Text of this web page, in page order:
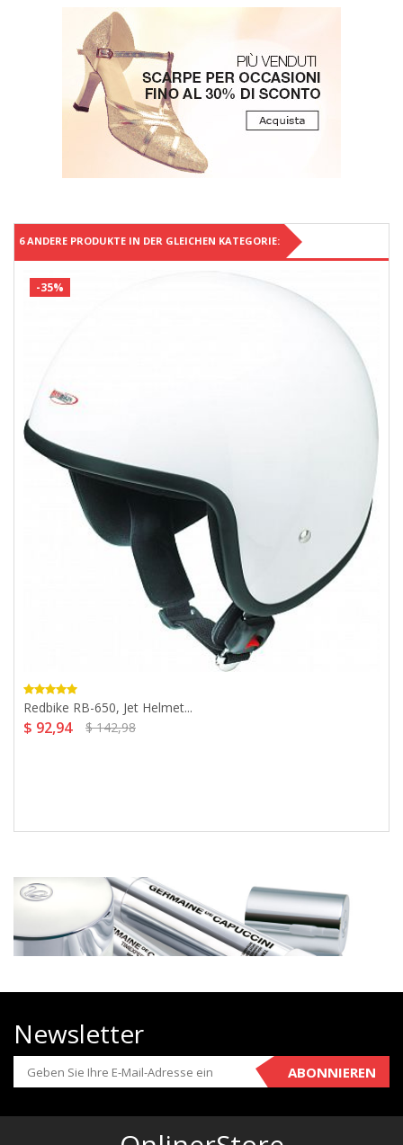
6 ANDERE PRODUKTE IN DER GLEICHEN KATEGORIE:
-35%
Redbike RB-650, Jet Helmet...
$ 92,94 $ 142,98
Newsletter
ABONNIEREN